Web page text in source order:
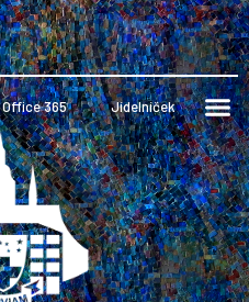
Office 365 Jídelníček